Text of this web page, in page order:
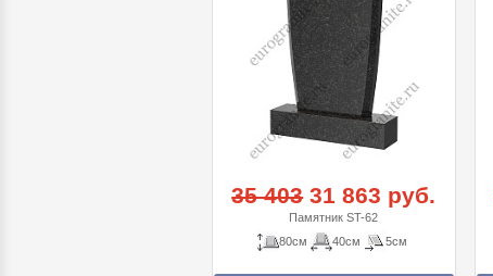
35 40331 863 руб.
Памятник ST-62
80см
40см 5см